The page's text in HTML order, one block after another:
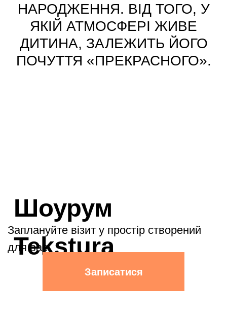
НАРОДЖЕННЯ. ВІД ТОГО, У
ЯКІЙ АТМОСФЕРІ ЖИВЕ
ДИТИНА, ЗАЛЕЖИТЬ ЙОГО
ПОЧУТТЯ «ПРЕКРАСНОГО».